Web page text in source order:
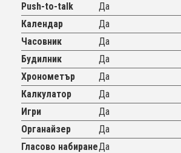
Push-to-talk
Да
Календар
Да
Часовник
Да
Будилник
Да
Хронометър
Да
Калкулатор
Да
Игри
Да
Органайзер
Да
Гласово набиранеДа